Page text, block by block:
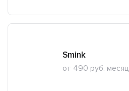
Smink
от 490 руб. месяц